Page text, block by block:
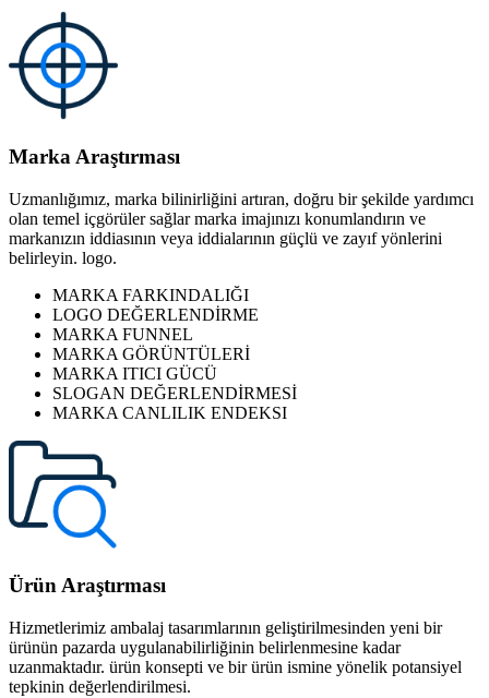
Marka Araştırması
Uzmanlığımız, marka bilinirliğini artıran, doğru bir şekilde yardımcı
olan temel içgörüler sağlar marka imajınızı konumlandırın ve
markanızın iddiasının veya iddialarının güçlü ve zayıf yönlerini
belirleyin. logo.
MARKA FARKINDALIĞI
LOGO DEĞERLENDİRME
MARKA FUNNEL
MARKA GÖRÜNTÜLERİ
MARKA ITICI GÜCÜ
SLOGAN DEĞERLENDİRMESİ
MARKA CANLILIK ENDEKSI
Ürün Araştırması
Hizmetlerimiz ambalaj tasarımlarının geliştirilmesinden yeni bir
ürünün pazarda uygulanabilirliğinin belirlenmesine kadar
uzanmaktadır. ürün konsepti ve bir ürün ismine yönelik potansiyel
tepkinin değerlendirilmesi.